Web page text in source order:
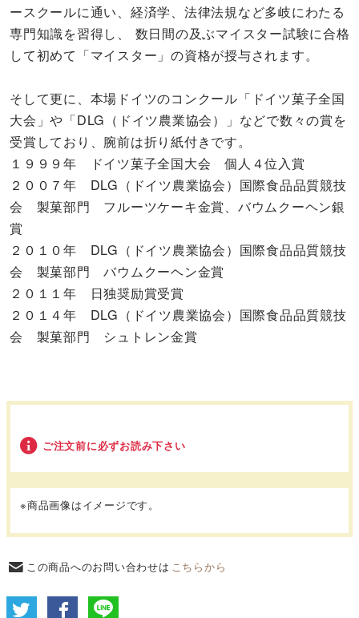
ースクールに通い、経済学、法律法規など多岐にわたる
専門知識を習得し、 数日間の及ぶマイスター試験に合格
して初めて「マイスター」の資格が授与されます。
そして更に、本場ドイツのコンクール「ドイツ菓子全国
大会」や「DLG（ドイツ農業協会）」などで数々の賞を
受賞しており、腕前は折り紙付きです。
１９９９年 ドイツ菓子全国大会 個人４位入賞
２００７年 DLG（ドイツ農業協会）国際食品品質競技
会 製菓部門 フルーツケーキ金賞、バウムクーヘン銀
賞
２０１０年 DLG（ドイツ農業協会）国際食品品質競技
会 製菓部門 バウムクーヘン金賞
２０１１年 日独奨励賞受賞
２０１４年 DLG（ドイツ農業協会）国際食品品質競技
会 製菓部門 シュトレン金賞
ご注文前に必ずお読み下さい
※商品画像はイメージです。
この商品へのお問い合わせは こちらから